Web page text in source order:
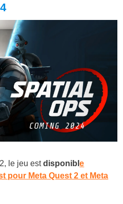
le jeu estdisponible
pour Meta Quest 2 et Meta